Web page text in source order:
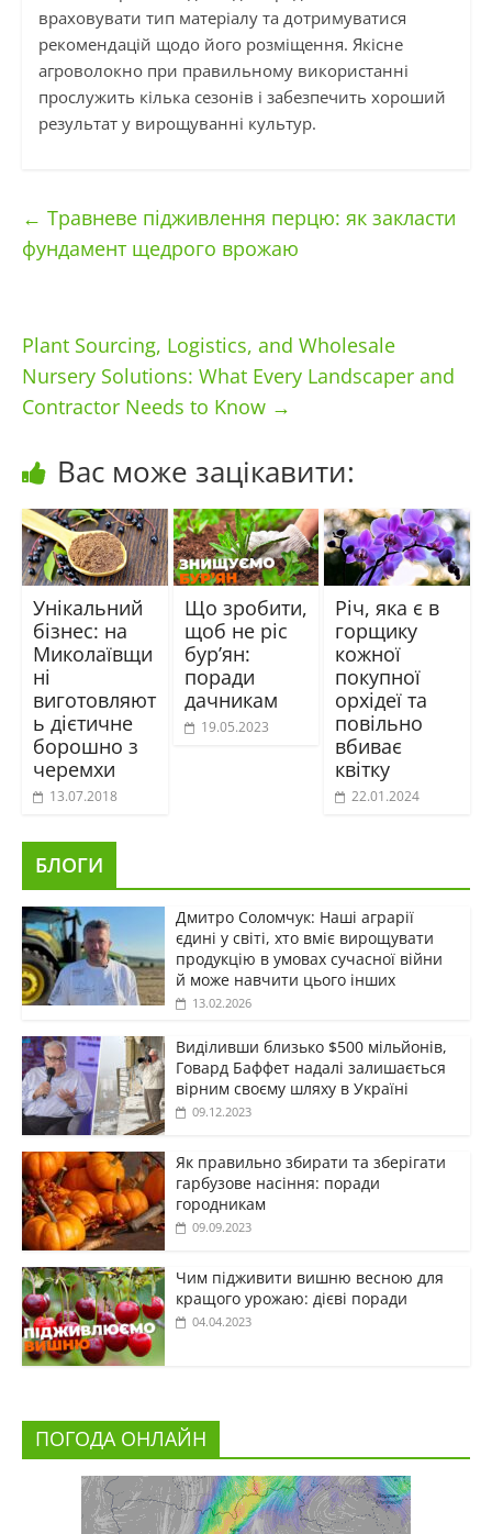
враховувати тип матеріалу та дотримуватися
рекомендацій щодо його розміщення. Якісне
агроволокно при правильному використанні
прослужить кілька сезонів і забезпечить хороший
результат у вирощуванні культур.
← Травневе підживлення перцю: як закласти
фундамент щедрого врожаю
Plant Sourcing, Logistics, and Wholesale
Nursery Solutions: What Every Landscaper and
Contractor Needs to Know →
Вас може зацікавити:
Унікальний
бізнес: на
Миколаївщи
ні
виготовляют
ь дієтичне
борошно з
черемхи
13.07.2018
Що зробити,
щоб не ріс
бур’ян:
поради
дачникам
19.05.2023
Річ, яка є в
горщику
кожної
покупної
орхідеї та
повільно
вбиває
квітку
22.01.2024
БЛОГИ
Дмитро Соломчук: Наші аграрії
єдині у світі, хто вміє вирощувати
продукцію в умовах сучасної війни
й може навчити цього інших
13.02.2026
Виділивши близько $500 мільйонів,
Говард Баффет надалі залишається
вірним своєму шляху в Україні
09.12.2023
Як правильно збирати та зберігати
гарбузове насіння: поради
городникам
09.09.2023
Чим підживити вишню весною для
кращого урожаю: дієві поради
04.04.2023
ПОГОДА ОНЛАЙН